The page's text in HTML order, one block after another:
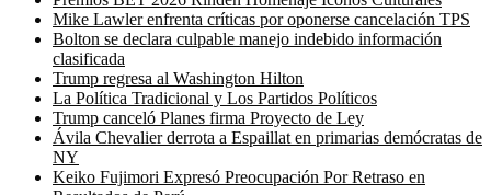
Mike Lawler enfrenta críticas por oponerse cancelación TPS
Bolton se declara culpable manejo indebido información
clasificada
Trump regresa al Washington Hilton
La Política Tradicional y Los Partidos Políticos
Trump canceló Planes firma Proyecto de Ley
Ávila Chevalier derrota a Espaillat en primarias demócratas de
NY
Keiko Fujimori Expresó Preocupación Por Retraso en